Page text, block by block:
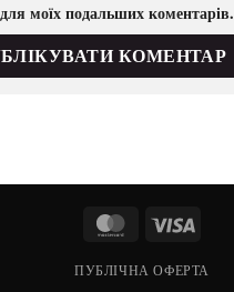
для моїх подальших коментарів.
MasterCard
ПУБЛІЧНА ОФЕРТА